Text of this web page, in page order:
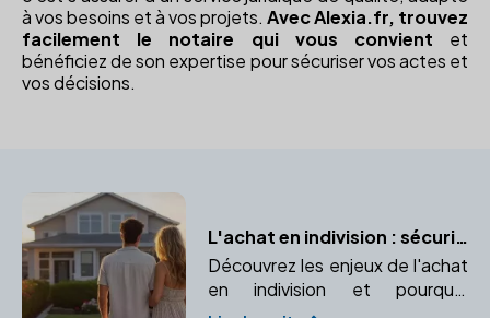
à vos besoins et à vos projets. Avec Alexia.fr, trouvez
facilement le notaire qui vous convient et
bénéficiez de son expertise pour sécuriser vos actes et
vos décisions.
L'achat en indivision : sécuriser votre bien à deux avec un notaire
Découvrez les enjeux de l'achat
en indivision et pourquoi
consulter un notaire est